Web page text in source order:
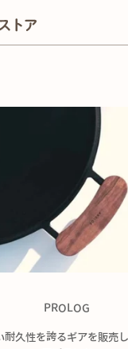
PROLOG
耐久性を誇るギアを販売